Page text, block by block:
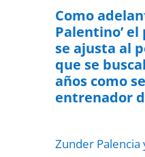
Como
Palentino’
se ajusta al
que se
años como
entrenador
Zunder